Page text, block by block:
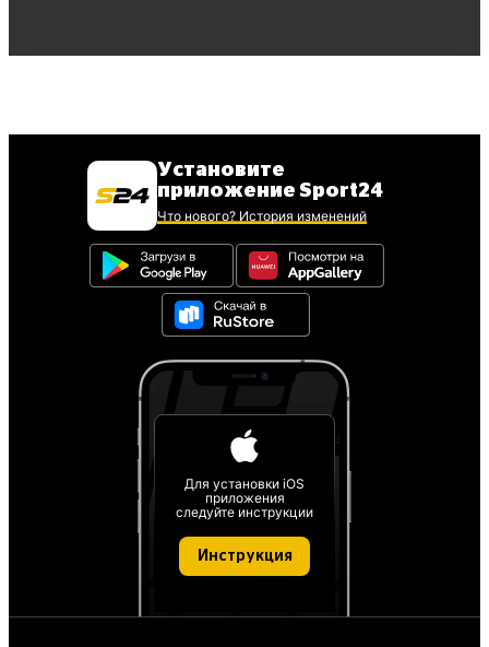
Установите
приложение Sport24
Что нового? История изменений
Для установки iOS
приложения
следуйте инструкции
Инструкция